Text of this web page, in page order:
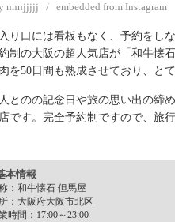
nnnjjjjj / embedded from Instagram
り口には看板もなく、予約をし
制の大阪の超人気店が「和牛懐
を50日間も熟成させており、と
とのの記念日や旅の思い出の締
です。完全予約制ですので、旅
本情報
：和牛懐石 但馬屋
：大阪府大阪市北区
時間：17:00～23:00